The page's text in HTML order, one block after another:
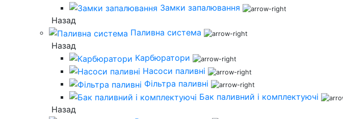
Замки запалювання
Назад
Паливна система
Назад
Карбюратори
Насоси паливні
Фільтра паливні
Бак паливний і комплектуючі
Назад